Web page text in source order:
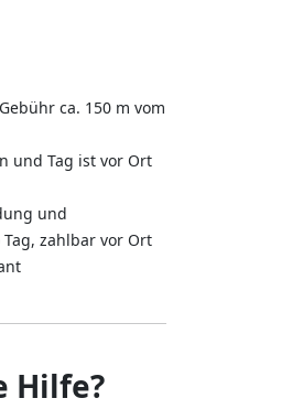
ca. 150 m vom
und Tag ist vor Ort
und
zahlbar vor Ort
Hilfe?